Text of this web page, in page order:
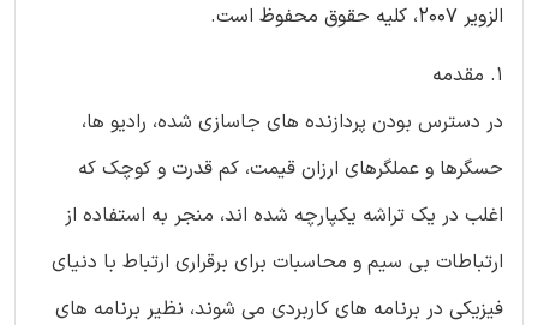
الزویر 2007، کلیه حقوق محفوظ است.
1. مقدمه
در دسترس بودن پردازنده های جاسازی شده، رادیو ها،
حسگرها و عملگرهای ارزان قیمت، کم قدرت و کوچک که
اغلب در یک تراشه یکپارچه شده اند، منجر به استفاده از
ارتباطات بی سیم و محاسبات برای برقراری ارتباط با دنیای
فیزیکی در برنامه های کاربردی می شوند، نظیر برنامه های